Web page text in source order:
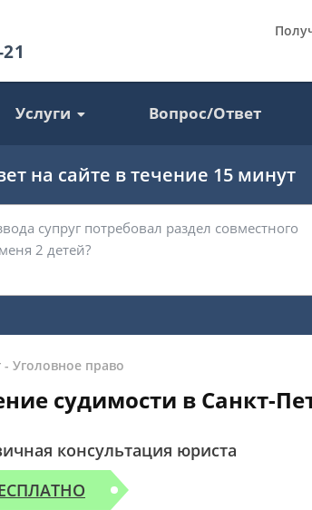
Услуги Вопрос/Ответ
на сайте в течение 15 минут
- Уголовное право
судимости в Санкт-
консультация юриста